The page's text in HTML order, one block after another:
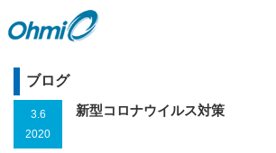
ブログ
3.6
2020
新型コロナウイルス対策